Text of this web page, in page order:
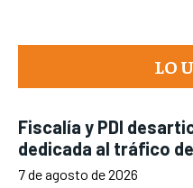
LO
Fiscalía y PDI
dedicada al tráfico
7 de agosto de 2026